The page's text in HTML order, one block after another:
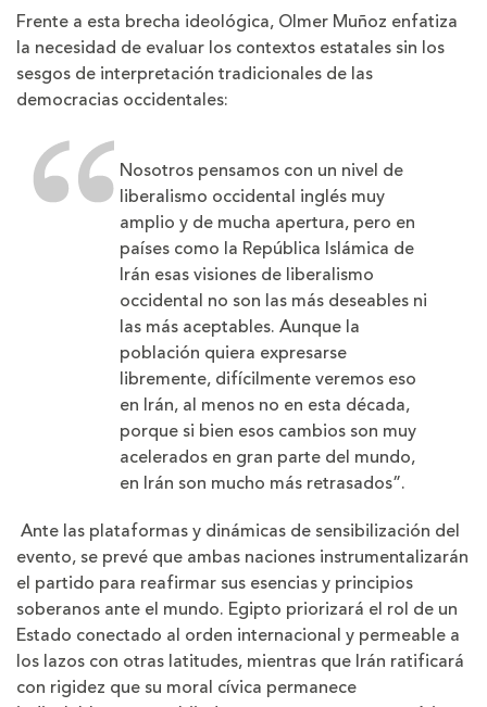
Frente a esta brecha ideológica, Olmer Muñoz enfatiza
la necesidad de evaluar los contextos estatales sin los
sesgos de interpretación tradicionales de las
democracias occidentales:
Nosotros pensamos con un nivel de
liberalismo occidental inglés muy
amplio y de mucha apertura, pero en
países como la República Islámica de
Irán esas visiones de liberalismo
occidental no son las más deseables ni
las más aceptables. Aunque la
población quiera expresarse
libremente, difícilmente veremos eso
en Irán, al menos no en esta década,
porque si bien esos cambios son muy
acelerados en gran parte del mundo,
en Irán son mucho más retrasados”.
Ante las plataformas y dinámicas de sensibilización del
evento, se prevé que ambas naciones instrumentalizarán
el partido para reafirmar sus esencias y principios
soberanos ante el mundo. Egipto priorizará el rol de un
Estado conectado al orden internacional y permeable a
los lazos con otras latitudes, mientras que Irán ratificará
con rigidez que su moral cívica permanece